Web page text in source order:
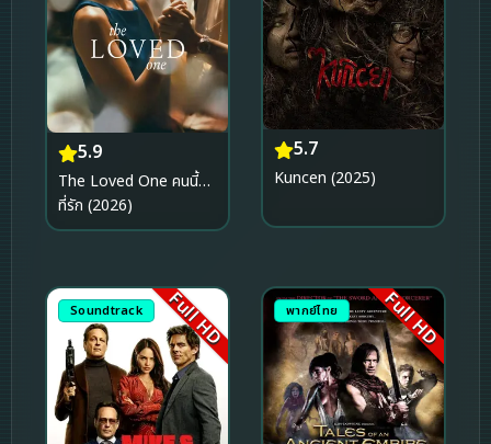
5.9
The Loved One คนนี้…
ที่รัก (2026)
5.7
Kuncen (2025)
Soundtrack Full HD พากย์ไทย Full HD